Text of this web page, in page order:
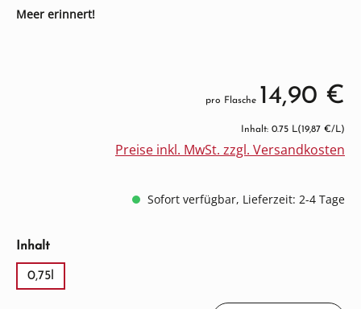
Meer erinnert!
pro Flasche 14,90 €
Inhalt: 0.75 L(19,87 €/L)
Preise inkl. MwSt. zzgl. Versandkosten
Sofort verfügbar, Lieferzeit: 2-4 Tage
Inhaltauswählen
0,75l